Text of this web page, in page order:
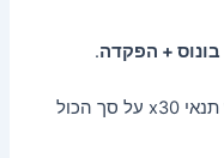
בונוס + הפקדה.
אם הפקדת 100 וקיבלת 100 בונוס, ויש תנאי x30 על סך הכול